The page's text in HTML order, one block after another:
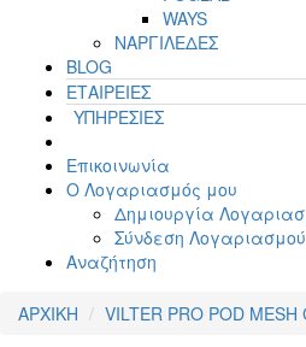
WAYS
ΝΑΡΓΙΛΕΔΕΣ
BLOG
ΕΤΑΙΡΕΙΕΣ
ΥΠΗΡΕΣΙΕΣ
Επικοινωνία
Ο Λογαριασμός μου
Δημιουργία
Σύνδεση Λογαριασμού
Αναζήτηση
ΑΡΧΙΚΗ VILTER PRO POD